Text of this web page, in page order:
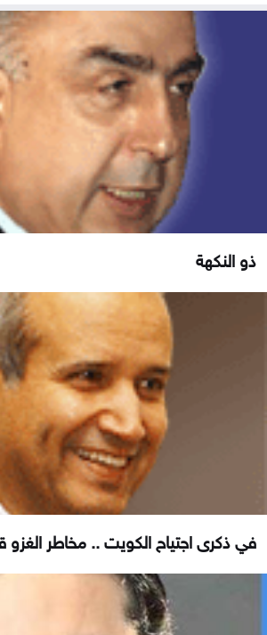
ذو النكهة
في ذكرى اجتياح الكويت .. مخاطر الغزو